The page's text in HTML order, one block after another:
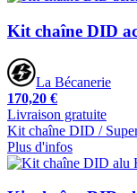
Kit chaîne DID
La Bécanerie
170,20 €
Livraison gratuite
Kit chaîne DID /
Plus d'infos